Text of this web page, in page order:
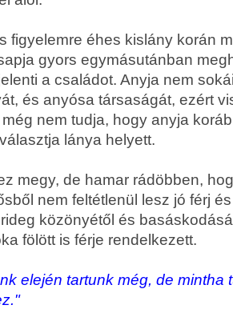
figyelemre éhes kislány korán
gyors egymásutánban
a családot. Anyja nem
és anyósa társaságát, ezért
nem tudja, hogy anyja
lánya helyett.
megy, de hamar rádöbben,
nem feltétlenül lesz jó férj
közönyétől és
fölött is férje rendelkezett.
elején tartunk még, de mintha